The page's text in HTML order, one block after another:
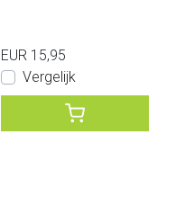
EUR 15,95
Vergelijk